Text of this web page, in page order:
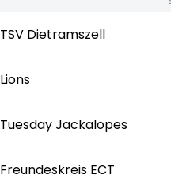
TSV Dietramszell
Lions
Tuesday Jackalopes
Freundeskreis ECT